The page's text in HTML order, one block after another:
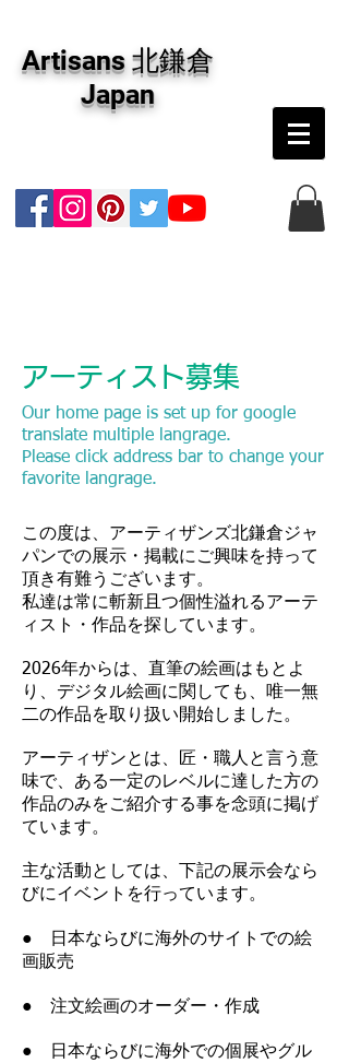
版画・切り絵など、コンテンポラリー並びにフ
ァインアートのオンライン販売をしています。
日本国内の抽象画・具象画の画家に加え、海外
のアーティストの作品もお取り寄せ頂けます。
インテリアとして、大切な方へのギフトとし
Artisans 北鎌倉
Japan
アーティスト募集
Our home page is set up for google
translate multiple langrage.
Please click address bar to change your
favorite langrage.
この度は、アーティザンズ北鎌倉ジャ
パンでの展示・掲載にご興味を持って
頂き有難うございます。
私達は常に斬新且つ個性溢れるアーテ
ィスト・作品を探しています。
​2026年からは、直筆の絵画はもとよ
り、デジタル絵画に関しても、唯一無
二の作品を取り扱い開始しました。
アーティザンとは、匠・職人と言う意
味で、ある一定のレベルに達した方の
作品のみをご紹介する事を念頭に掲げ
ています。
主な活動としては、下記の展示会なら
びにイベントを行っています。
● 日本ならびに海外のサイトでの絵
画販売
● 注文絵画のオーダー・作成
● 日本ならびに海外での個展やグル